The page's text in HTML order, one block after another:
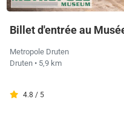
Billet d'entrée au
Metropole Druten
Druten • 5,9 km
4.8 / 5